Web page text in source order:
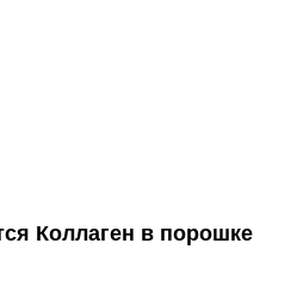
Коллаген в порошке